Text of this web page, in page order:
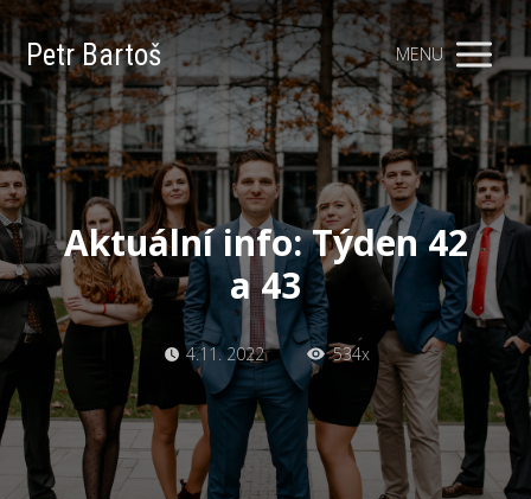
Petr Bartoš MENU
Aktuální info: Týden 42
a 43
4.11. 2022 534x